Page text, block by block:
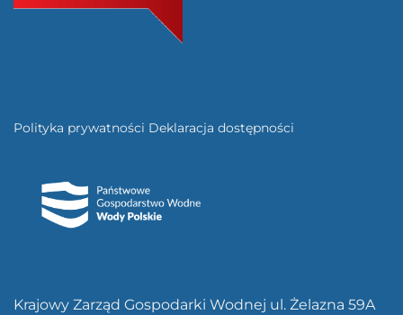
Polityka prywatności Deklaracja dostępności
Krajowy Zarząd Gospodarki Wodnej ul. Żelazna 59A